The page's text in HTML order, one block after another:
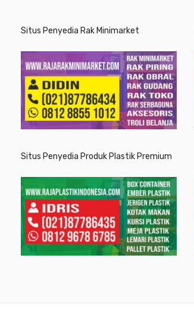
Situs Penyedia Rak Minimarket
Situs Penyedia Produk Plastik Premium